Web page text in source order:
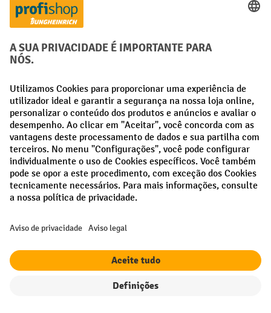
Ordenação
Categorias em destaque
Informações
Apoio e aconselhamento através do:
21 915 60 65
Disponível de segunda a sexta-feira, das 8h às 17h.
Entre em contacto connosco através do nosso formulário de
contacto.